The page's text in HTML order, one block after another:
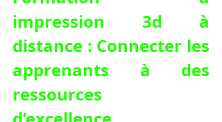
impression 3d à
distance : Connecter les
apprenants à des
ressources